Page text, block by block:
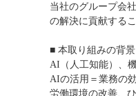
当社のグループ会
の解決に貢献する
■ 本取り組みの背景
AI（人工知能）、
AIの活用＝業務の
労働環境の改善、